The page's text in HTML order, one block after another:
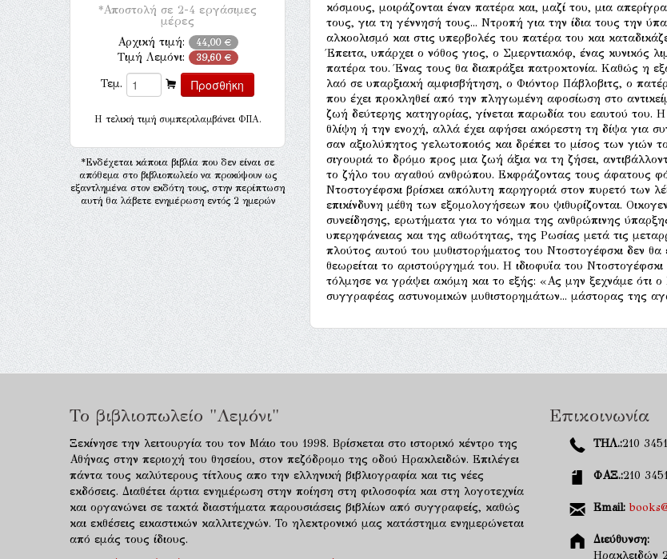
*Αποστολή σε 2-4 εργάσιμες
μέρες
Αρχική τιμή: 44,00 €
Τιμή Λεμόνι: 39,60 €
Τεμ.
H τελική τιμή συμπεριλαμβάνει ΦΠΑ.
*Ενδέχεται κάποια βιβλία που δεν είναι σε
απόθεμα στο βιβλιοπωλείο να προκύψουν ως
εξαντλημένα στον εκδότη τους, στην περίπτωση
αυτή θα λάβετε ενημέρωση εντός 2 ημερών
κόσμους, μοιράζονται έναν πατέρα και, μαζί του, μια
τους, για τη γέννησή τους... Ντροπή για την ίδια τους την
αλκοολισμό και στις υπερβολές του πατέρα του και
Έπειτα, υπάρχει ο νόθος γιος, ο Σμερντιακόφ, ένας κυνικός
πατέρα του. Ένας τους θα διαπράξει πατροκτονία. Καθώς η
λαό σε υπαρξιακή αμφισβήτηση, ο Φιόντορ Πάβλοβιτς, ο
που έχει προκληθεί από την πληγωμένη αφοσίωση στο
ζωή δεύτερης κατηγορίας, γίνεται παρωδία του εαυτού του.
θλίψη ή την ενοχή, αλλά έχει αφήσει ακόρεστη τη δίψα για
σαν αξιολύπητος γελωτοποιός και δρέπει το μίσος των γιών
σιγουριά το δρόμο προς μια ζωή άξια να τη ζήσει,
το ζήλο του αγαθού ανθρώπου. Εκφράζοντας τους άφατους
Ντοστογέφσκι βρίσκει απόλυτη παρηγοριά στον πυρετό των
επικίνδυνη μέθη των εξομολογήσεων που ψιθυρίζονται.
συνείδησης, ερωτήματα για το νόημα της ανθρώπινης
υπερηφάνειας και της αθωότητας, της Ρωσίας μετά τις
πλούτος αυτού του μυθιστορήματος του Ντοστογέφσκι δεν θα
θεωρείται το αριστούργημά του. Η ιδιοφυΐα του
τόλμησε να γράψει ακόμη και το εξής: «Ας μην ξεχνάμε ότι ο
συγγραφέας αστυνομικών μυθιστορημάτων... μάστορας της
Το βιβλιοπωλείο "Λεμόνι"
Ξεκίνησε την λειτουργία του τον Μάιο του 1998. Βρίσκεται στο ιστορικό κέντρο της
Αθήνας στην περιοχή του θησείου, στον πεζόδρομο της οδού Ηρακλειδών. Επιλέγει
πάντα τους καλύτερους τίτλους απο την ελληνική βιβλιογραφία και τις νέες
εκδόσεις. Διαθέτει άρτια ενημέρωση στην ποίηση στη φιλοσοφία και στη λογοτεχνία
και οργανώνει σε τακτά διαστήματα παρουσιάσεις βιβλίων από συγγραφείς, καθώς
και εκθέσεις εικαστικών καλλιτεχνών. Το ηλεκτρονικό μας κατάστημα ενημερώνεται
από εμάς τους ίδιους.
Επικοινωνία
ΤΗΛ.:210
ΦΑΞ.:210
Email:
Διεύθυνση:
Ηρακλειδών